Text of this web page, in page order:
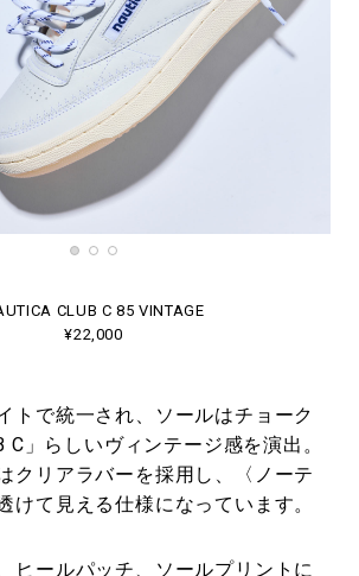
CLUB C 85 VINTAGE
¥22,000
トで統一され、ソールはチョーク
C」らしいヴィンテージ感を演出。
クリアラバーを採用し、〈ノーテ
けて見える仕様になっています。
ヒールパッチ、ソールプリントに